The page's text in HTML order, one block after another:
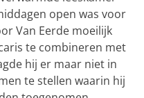
open was voor
Van Eerde moeilijk
te combineren met
hij er maar niet in
te stellen waarin hij